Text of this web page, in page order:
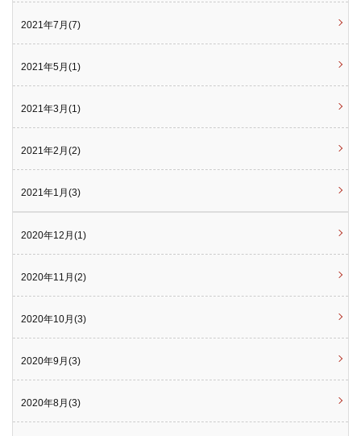
2021年7月(7)
2021年5月(1)
2021年3月(1)
2021年2月(2)
2021年1月(3)
2020年12月(1)
2020年11月(2)
2020年10月(3)
2020年9月(3)
2020年8月(3)